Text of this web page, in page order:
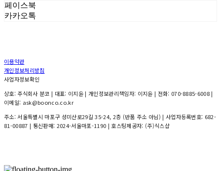
페이스북
카카오톡
이용약관
개인정보처리방침
사업자정보확인
상호: 주식회사 분코 | 대표: 이지윤 | 개인정보관리책임자: 이지윤 | 전화: 070-8885-6008 |
이메일: ask@boonco.co.kr
주소: 서울특별시 마포구 성미산로29길 35-24, 2층 (반품 주소 아님) | 사업자등록번호: 682-
81-00887 | 통신판매: 2024-서울마포-1190 | 호스팅제공자: (주)식스샵